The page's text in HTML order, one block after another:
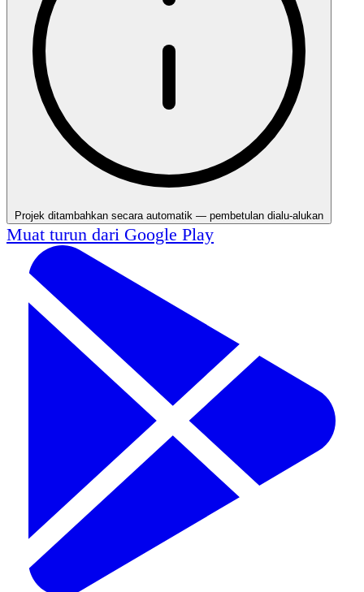
Projek ditambahkan secara automatik — pembetulan dialu-alukan
Muat turun dari Google Play